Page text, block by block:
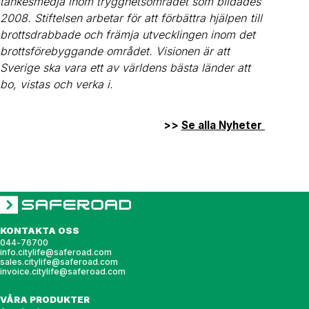
2008. Stiftelsen arbetar för att förbättra hjälpen till
brottsdrabbade och främja utvecklingen inom det
brottsförebyggande området. Visionen är att
Sverige ska vara ett av världens bästa länder att
bo, vistas och verka i.
>> Se alla Nyheter
KONTAKTA OSS
044-76700
info.citylife@saferoad.com
sales.citylife@saferoad.com
invoice.citylife@saferoad.com
VÅRA PRODUKTER